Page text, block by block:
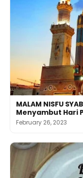
MALAM NISFU
Menyambut Hari
February 26, 2023